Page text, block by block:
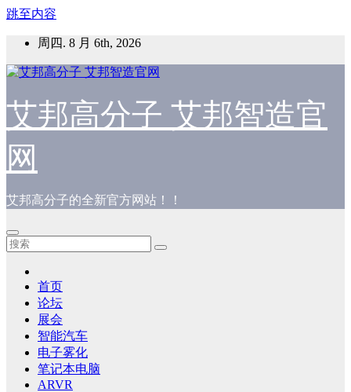
跳至内容
周四. 8 月 6th, 2026
艾邦高分子 艾邦智造官
网
艾邦高分子的全新官方网站！！
首页
论坛
展会
智能汽车
电子雾化
笔记本电脑
ARVR